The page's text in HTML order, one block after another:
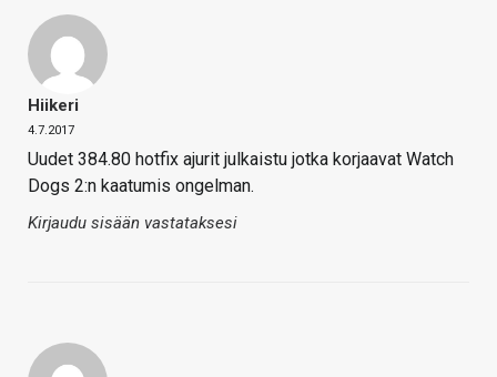
Hiikeri
4.7.2017
Uudet 384.80 hotfix ajurit julkaistu jotka korjaavat Watch
Dogs 2:n kaatumis ongelman.
Kirjaudu sisään vastataksesi